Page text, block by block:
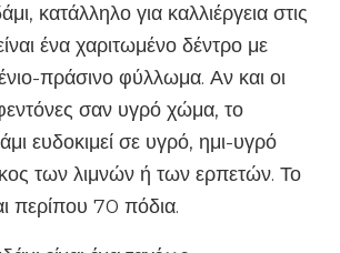
κατάλληλο για καλλιέργεια στις
ένα χαριτωμένο δέντρο με
πράσινο φύλλωμα. Αν και οι
σαν υγρό χώμα, το
ευδοκιμεί σε υγρό, ημι-υγρό
των λιμνών ή των ερπετών. Το
περίπου 70 πόδια.